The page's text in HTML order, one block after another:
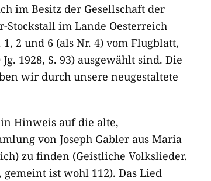
im Besitz der Gesellschaft der
im Lande Oesterreich
2 und 6 (als Nr. 4) vom Flugblatt,
1928, S. 93) ausgewählt sind. Die
wir durch unsere neugestaltete
Hinweis auf die alte,
von Joseph Gabler aus Maria
zu finden (Geistliche Volkslieder.
gemeint ist wohl 112). Das Lied